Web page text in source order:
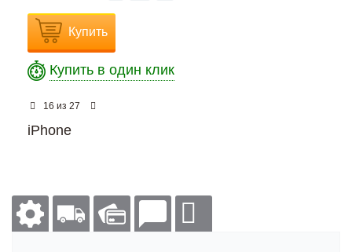
Купить
Купить в один клик
16 из 27
iPhone